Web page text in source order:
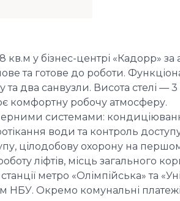
у бізнес-центрі «Кадорр»
та готове до роботи.
та два санвузли. Висота стелі
комфортну робочу атмосферу.
системами:
води та контроль
цілодобову охорону на
ліфтів, місць загального
метро «Олімпійська» та
НБУ. Окремо комунальні